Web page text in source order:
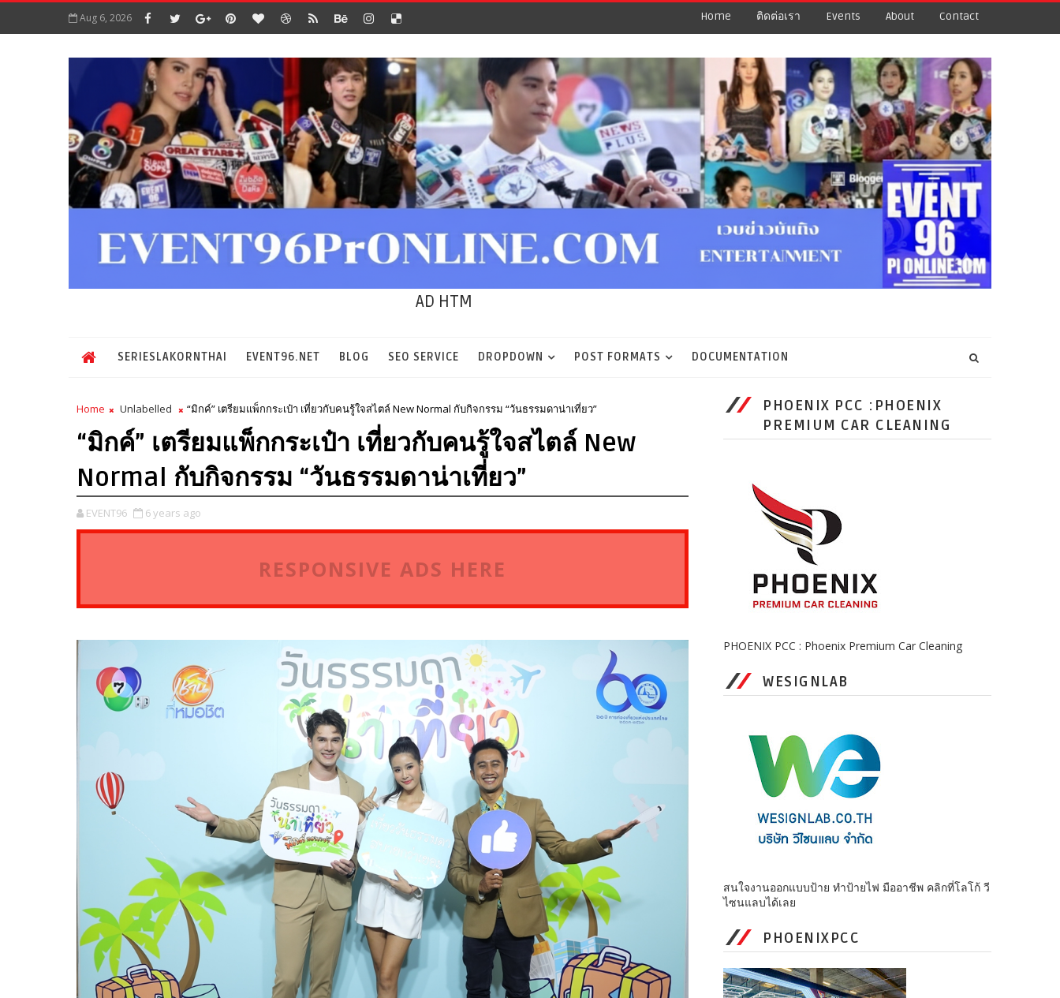
Aug 6, 2026 Home ติดต่อเรา Events About Contact
AD HTM
SERIESLAKORNTHAI EVENT96.NET BLOG SEO SERVICE DROPDOWN POST FORMATS DOCUMENTATION
Home Unlabelled “มิกค์” เตรียมแพ็กกระเป๋า เที่ยวกับคนรู้ใจสไตล์ New Normal กับกิจกรรม “วันธรรมดาน่าเที่ยว”
“มิกค์” เตรียมแพ็กกระเป๋า เที่ยวกับคนรู้ใจสไตล์ New
Normal กับกิจกรรม “วันธรรมดาน่าเที่ยว”
EVENT96 6 years ago
RESPONSIVE ADS HERE
PHOENIX PCC :PHOENIX
PREMIUM CAR CLEANING
PHOENIX PCC : Phoenix Premium Car Cleaning
WESIGNLAB
สนใจงานออกแบบป้าย ทำป้ายไฟ มืออาชีพ คลิกที่โลโก้ วี
ไซนแลบได้เลย
PHOENIXPCC